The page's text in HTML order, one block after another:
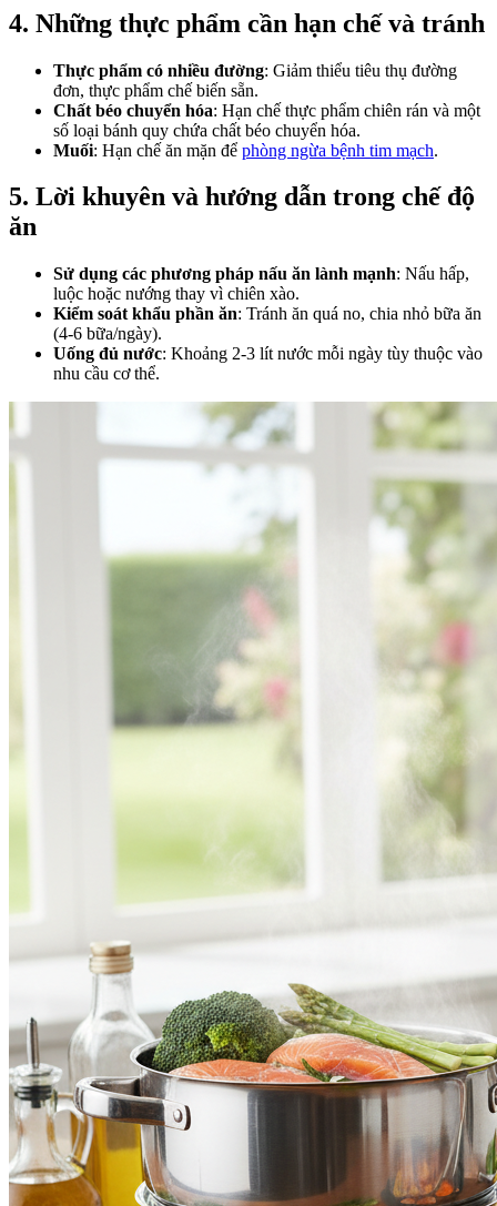
4. Những thực phẩm cần hạn chế và tránh
Thực phẩm có nhiều đường: Giảm thiểu tiêu thụ đường
đơn, thực phẩm chế biến sẵn.
Chất béo chuyển hóa: Hạn chế thực phẩm chiên rán và một
số loại bánh quy chứa chất béo chuyển hóa.
Muối: Hạn chế ăn mặn để phòng ngừa bệnh tim mạch.
5. Lời khuyên và hướng dẫn trong chế độ
ăn
Sử dụng các phương pháp nấu ăn lành mạnh: Nấu hấp,
luộc hoặc nướng thay vì chiên xào.
Kiểm soát khẩu phần ăn: Tránh ăn quá no, chia nhỏ bữa ăn
(4-6 bữa/ngày).
Uống đủ nước: Khoảng 2-3 lít nước mỗi ngày tùy thuộc vào
nhu cầu cơ thể.